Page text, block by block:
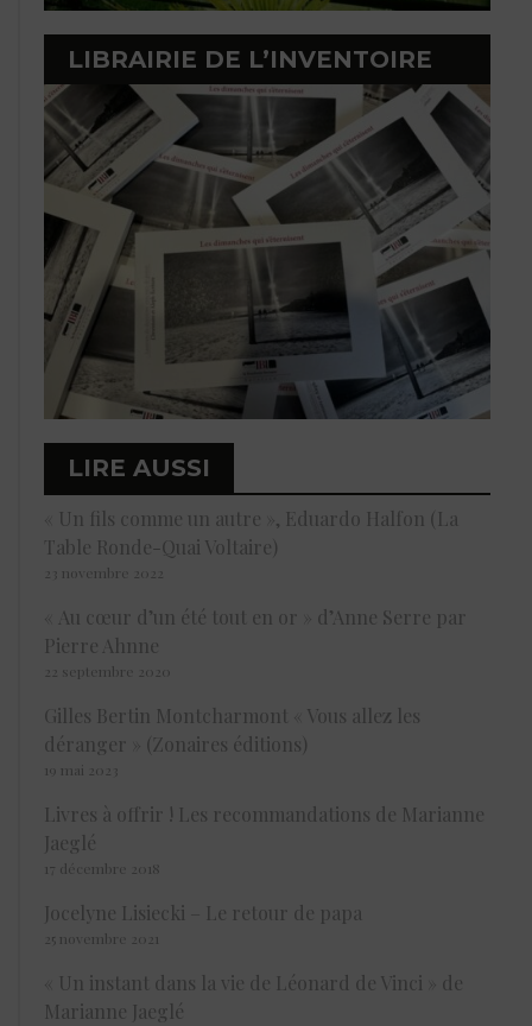
LIBRAIRIE DE L’INVENTOIRE
LIRE AUSSI
« Un fils comme un autre », Eduardo Halfon (La
Table Ronde-Quai Voltaire)
23 novembre 2022
« Au cœur d’un été tout en or » d’Anne Serre par
Pierre Ahnne
22 septembre 2020
Gilles Bertin Montcharmont « Vous allez les
déranger » (Zonaires éditions)
19 mai 2023
Livres à offrir ! Les recommandations de Marianne
Jaeglé
17 décembre 2018
Jocelyne Lisiecki – Le retour de papa
25 novembre 2021
« Un instant dans la vie de Léonard de Vinci » de
Marianne Jaeglé